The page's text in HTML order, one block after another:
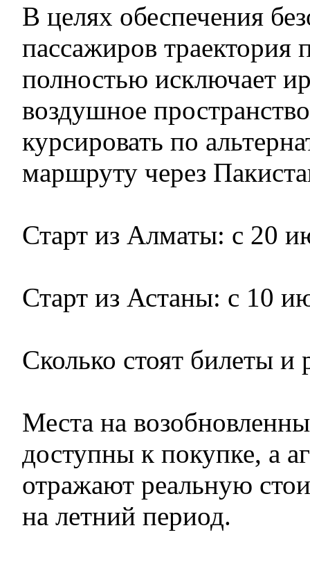
В целях обеспечения
пассажиров траектория
полностью исключает
воздушное
курсировать по
маршруту через
Старт из Алматы: с 20
Старт из Астаны: с 10
Сколько стоят билеты и
Места на
доступны к покупке, а
отражают реальную
на летний период.